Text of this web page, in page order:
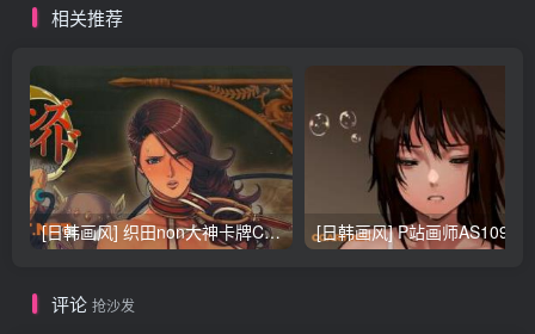
相关推荐
[日韩画风] 织田non大神卡牌CG插画设计画集256P 161M_CG原画资源
评论 抢沙发